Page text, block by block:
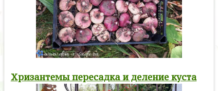
Хризантемы пересадка и деление куста